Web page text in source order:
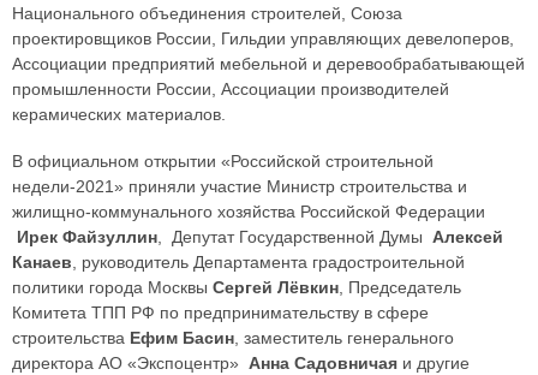
Национального объединения строителей, Союза
проектировщиков России, Гильдии управляющих девелоперов,
Ассоциации предприятий мебельной и деревообрабатывающей
промышленности России, Ассоциации производителей
керамических материалов.
В официальном открытии «Российской строительной
недели-2021» приняли участие Министр строительства и
жилищно-коммунального хозяйства Российской Федерации
Ирек Файзуллин, Депутат Государственной Думы Алексей
Канаев, руководитель Департамента градостроительной
политики города Москвы Сергей Лёвкин, Председатель
Комитета ТПП РФ по предпринимательству в сфере
строительства Ефим Басин, заместитель генерального
директора АО «Экспоцентр» Анна Cадовничая и другие